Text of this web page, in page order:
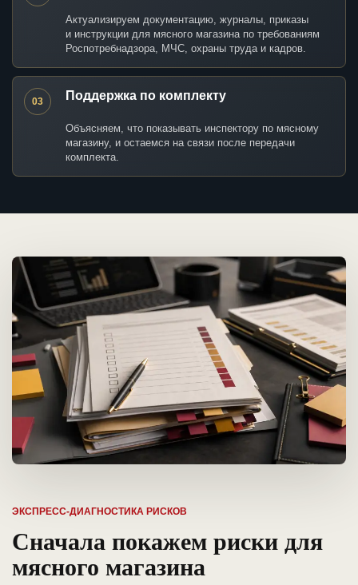
Актуализируем документацию, журналы, приказы
и инструкции для мясного магазина по требованиям
Роспотребнадзора, МЧС, охраны труда и кадров.
03 Поддержка по комплекту
Объясняем, что показывать инспектору по мясному
магазину, и остаемся на связи после передачи
комплекта.
ЭКСПРЕСС-ДИАГНОСТИКА РИСКОВ
Сначала покажем риски для
мясного магазина